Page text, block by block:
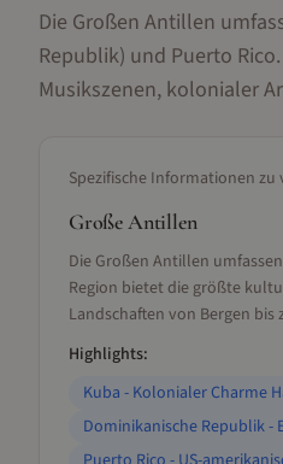
Die Großen Antillen
Republik) und Puerto
Musikszenen, kolonialer
Spezifische Informationen zu
Große Antillen
Die Großen Antillen
Region bietet die größte
Landschaften von Bergen
Highlights:
Kuba - Kolonialer Charme
Dominikanische Republik -